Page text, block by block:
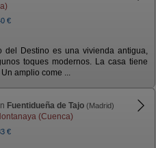
€
del Destino es una vivienda antigua,
toques modernos. La casa tiene
amplio come ...
Fuentidueña de Tajo (Madrid)
(Cuenca)
€